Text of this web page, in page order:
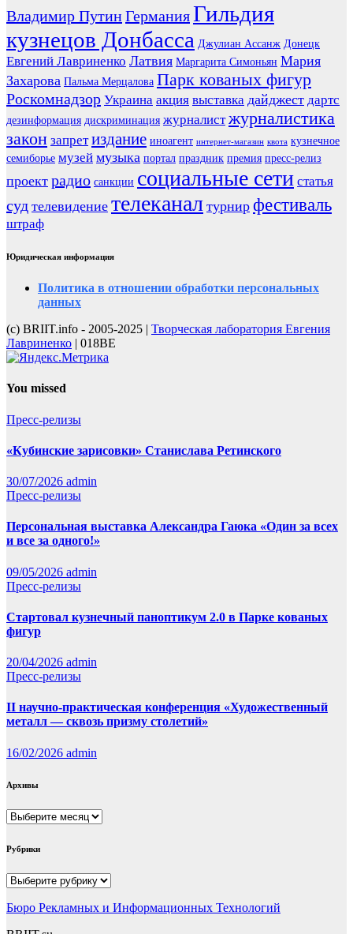
Владимир ПутинГерманияГильдия
кузнецов Донбасса Джулиан Ассанж Донецк
Евгений Лавриненко Латвия Маргарита Симоньян Мария
Захарова Пальма Мерцалова Парк кованых фигур
Роскомнадзор Украина акция выставка дайджест дартс
дезинформация дискриминация журналист журналистика
закон запрет издание иноагент интернет-магазин квота кузнечное
семиборье музей музыка портал праздник премия пресс-релиз
проект радио санкции социальные сети статья
суд телевидение телеканал турнир фестиваль
штраф
Юридическая информация
Политика в отношении обработки персональных
данных
(с) BRIIT.info - 2005-2025 | Творческая лаборатория Евгения
Лавриненко | 018BE
You missed
Пресс-релизы
«Кубинские зарисовки» Станислава Ретинского
30/07/2026 admin
Пресс-релизы
Персональная выставка Александра Гаюка «Один за всех
и все за одного!»
09/05/2026 admin
Пресс-релизы
Стартовал кузнечный паноптикум 2.0 в Парке кованых
фигур
20/04/2026 admin
Пресс-релизы
II научно-практическая конференция «Художественный
металл — сквозь призму столетий»
16/02/2026 admin
Архивы
Архивы
Рубрики
Рубрики
Бюро Рекламных и Информационных Технологий